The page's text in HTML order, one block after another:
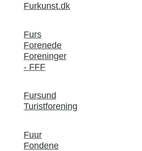
Furkunst.dk
Furs
Forenede
Foreninger
- FFF
Fursund
Turistforening
Fuur
Fondene